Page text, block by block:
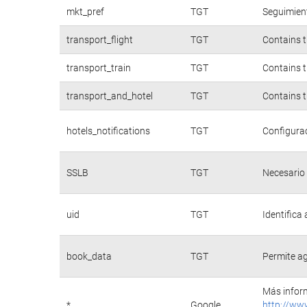
mkt_pref TGT
transport_flight TGT Contains
transport_train TGT Contains
transport_and_hotel TGT Contains
hotels_notifications TGT
SSLB TGT
uid TGT Identifica
book_data TGT Permite
Más